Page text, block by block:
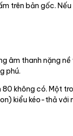
trên bản gốc.
âm thanh nặng
phú.
không có. Một
kiểu kéo-thả